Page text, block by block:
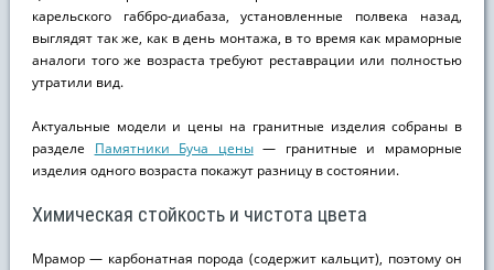
карельского габбро-диабаза, установленные полвека назад,
выглядят так же, как в день монтажа, в то время как мраморные
аналоги того же возраста требуют реставрации или полностью
утратили вид.
Актуальные модели и цены на гранитные изделия собраны в
разделе Памятники Буча цены— гранитные и мраморные
изделия одного возраста покажут разницу в состоянии.
Химическая стойкость и чистота цвета
Мрамор — карбонатная порода (содержит кальцит), поэтому он